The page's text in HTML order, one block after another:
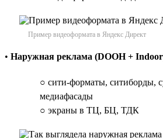
Пример видеоформата в Яндекс Директ
• Наружная реклама (DOOH +
○ сити-форматы, ситиборды,
медиафасады
○ экраны в ТЦ, БЦ, ТДК